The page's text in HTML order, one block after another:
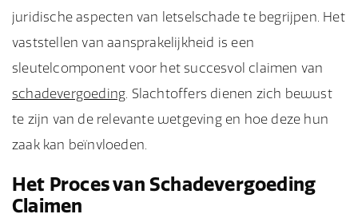
juridische aspecten van letselschade te begrijpen. Het
vaststellen van aansprakelijkheid is een
sleutelcomponent voor het succesvol claimen van
schadevergoeding. Slachtoffers dienen zich bewust
te zijn van de relevante wetgeving en hoe deze hun
zaak kan beïnvloeden.
Het Proces van Schadevergoeding
Claimen